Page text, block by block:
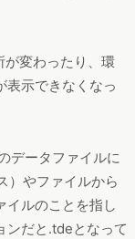
が変わったり、環
表示できなくなっ
データファイルに
）やファイルから
イルのことを指し
ンだと.tdeとなって